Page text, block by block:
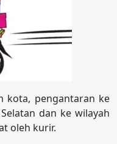
kota, pengantaran ke
dan ke wilayah
oleh kurir.